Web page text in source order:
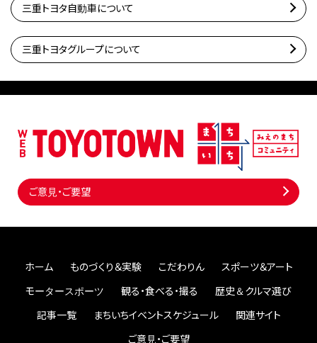
三重トヨタ自動車について
三重トヨタグループについて
ご意見・ご要望
ホーム ものづくり＆実験 こだわりん
スポーツ＆アート
モータースポーツ
観る・食べる・撮る
歴史＆クルマ選び
記事一覧
まちいちイベントスケジュール
関連サイト
ご意見・ご要望